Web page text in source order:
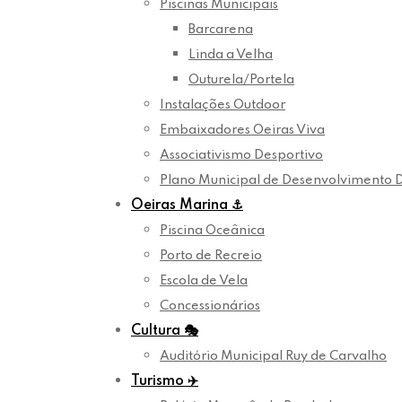
Piscinas Municipais
Barcarena
Linda a Velha
Outurela/Portela
Instalações Outdoor
Embaixadores Oeiras Viva
Associativismo Desportivo
Plano Municipal de Desenvolvimento
Oeiras Marina ⚓
Piscina Oceânica
Porto de Recreio
Escola de Vela
Concessionários
Cultura 🎭
Auditório Municipal Ruy de Carvalho
Turismo ✈️